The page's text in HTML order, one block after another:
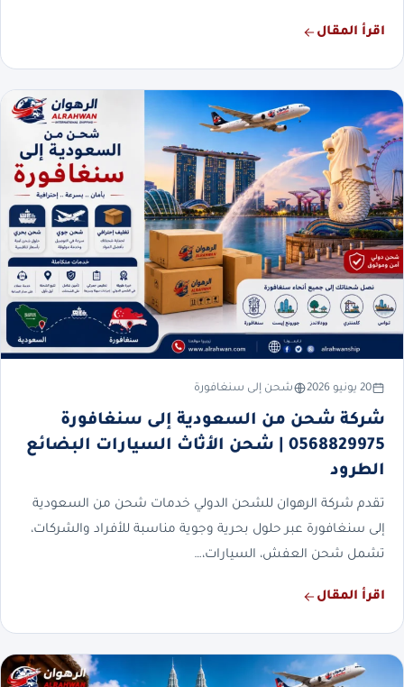
اقرأ المقال
20 يونيو 2026 شحن إلى سنغافورة
شركة شحن من السعودية إلى سنغافورة
0568829975 | شحن الأثاث السيارات البضائع
الطرود
تقدم شركة الرهوان للشحن الدولي خدمات شحن من السعودية
إلى سنغافورة عبر حلول بحرية وجوية مناسبة للأفراد والشركات،
تشمل شحن العفش، السيارات،…
اقرأ المقال